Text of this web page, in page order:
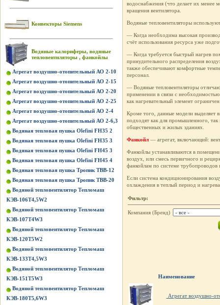
Конвекторы Siemens
Водяные калориферы, водяные
тепловентиляторы , фанкойлы
Агрегат воздушно-отопительный АО 2-10
Агрегат воздушно-отопительный АО 2-15
Агрегат воздушно-отопительный АО 2-20
Агрегат воздушно-отопительный АО 2-25
Агрегат воздушно-отопительный АО 2-4
Агрегат воздушно-отопительный АО 2-6,3
Водяная тепловая пушка Olefini FH35 2
Водяная тепловая пушка Olefini FH35 3
Водяная тепловая пушка Olefini FH45 3
Водяная тепловая пушка Olefini FH45 4
Водяная тепловая пушка Тропик ТВВ-12
Водяная тепловая пушка Тропик ТВВ-20
Водяной тепловентилятор Тепломаш
КЭВ-106Т4,5W2
Водяной тепловентилятор Тепломаш
КЭВ-107Т4W3
Водяной тепловентилятор Тепломаш
КЭВ-120Т5W2
Водяной тепловентилятор Тепломаш
КЭВ-133Т4,5W3
Водяной тепловентилятор Тепломаш
КЭВ-151Т5W3
Водяной тепловентилятор Тепломаш
КЭВ-180Т5,6W3
водоснабжения (что делает их менее
вращения вентилятора.
Водяные тепловентиляторы
— Когда необходима высокая
счёт использования ресурса уже
— Когда требуется быстрый нагрев
принудительного распределения
также обеспечивают комфортные
персонал.
— Водяные тепловентиляторы
применении в связи с
как нагревательный элемент
Кроме того, данные модели выделяет
подходят как для промышленного, так
общественных и жилых зданиях.
Фанкойл — агрегат, включающий:
Фанкойлы устанавливаются в
воздух, или смесь первичного и
фанкойлам по системе
Если система кондиционирования
охлаждения в теплый период и
Фильтр:
Компания (Бренд)
Наименование
Агрегат воздушно-